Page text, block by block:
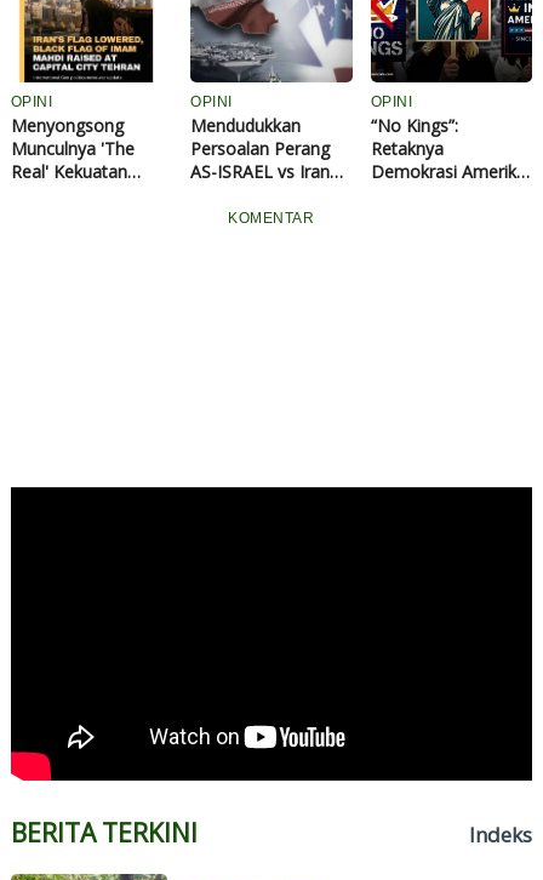
OPINI
Menyongsong
Munculnya 'The
Real' Kekuatan
OPINI
Mendudukkan
Persoalan Perang
AS-ISRAEL vs Iran
Terhadap Geopolitik
OPINI
“No Kings”:
Retaknya
Demokrasi Amerika
KOMENTAR
BERITA TERKINI Indeks